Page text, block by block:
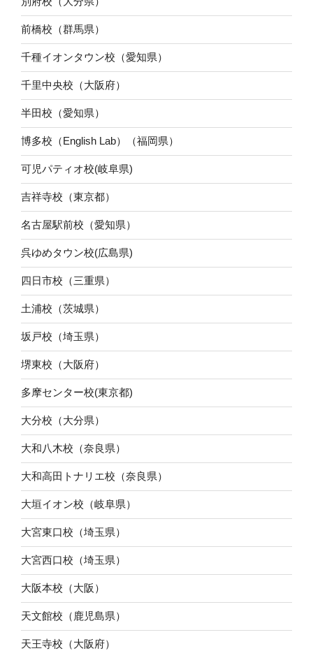
前橋校（群馬県）
千種イオンタウン校（愛知県）
千里中央校（大阪府）
半田校（愛知県）
博多校（English Lab）（福岡県）
可児パティオ校(岐阜県)
吉祥寺校（東京都）
名古屋駅前校（愛知県）
呉ゆめタウン校(広島県)
四日市校（三重県）
土浦校（茨城県）
坂戸校（埼玉県）
堺東校（大阪府）
多摩センター校(東京都)
大分校（大分県）
大和八木校（奈良県）
大和高田トナリエ校（奈良県）
大垣イオン校（岐阜県）
大宮東口校（埼玉県）
大宮西口校（埼玉県）
大阪本校（大阪）
天文館校（鹿児島県）
天王寺校（大阪府）